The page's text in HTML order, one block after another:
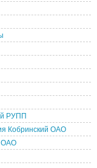
РУПП
Кобринский ОАО
ОАО